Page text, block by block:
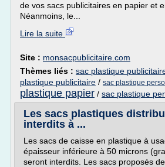
de vos sacs publicitaires en papier et
Néanmoins, le...
Lire la suite
Site : monsacpublicitaire.com
Thèmes liés : sac plastique
plastique publicitaire / sac plastique
plastique papier / sac plastique
Les sacs plastiques
interdits à ...
Les sacs de caisse en plastique à
épaisseur inférieure à 50 microns
seront interdits. Les sacs proposés